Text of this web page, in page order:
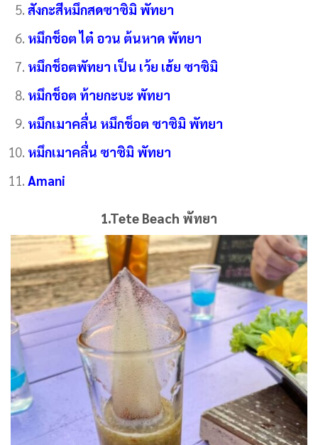
สังกะสีหมึกสดซาซิมิ พัทยา
หมึกช็อต ไต๋ อวน ต้นหาด พัทยา
หมึกช็อตพัทยา เป็น เว้ย เฮ้ย ซาซิมิ
หมึกช็อต ท้ายกะบะ พัทยา
หมึกเมาคลื่น หมึกช็อต ซาซิมิ พัทยา
หมึกเมาคลื่น ซาซิมิ พัทยา
Amani
1.Tete Beach พัทยา